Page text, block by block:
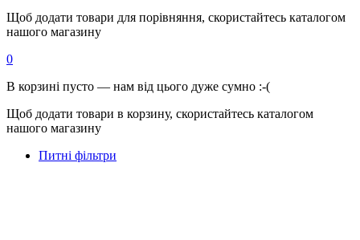
Щоб додати товари для порівняння, скористайтесь каталогом
нашого магазину
0
В корзині пусто — нам від цього дуже сумно :-(
Щоб додати товари в корзину, скористайтесь каталогом
нашого магазину
Питні фільтри